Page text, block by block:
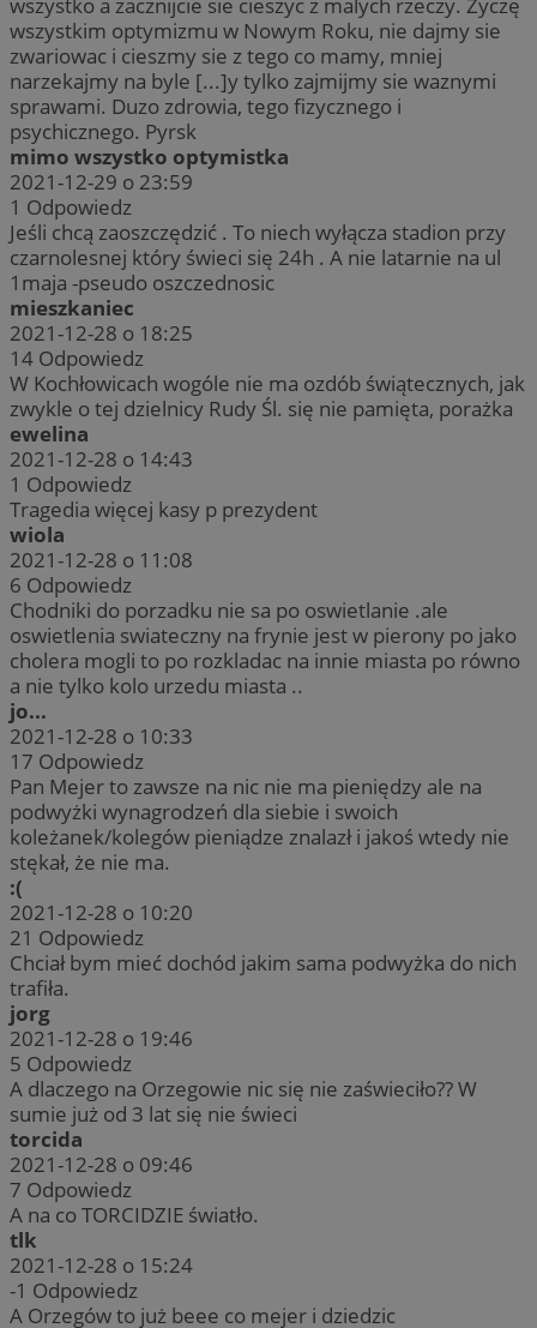
wszystko a zacznijcie sie cieszyc z malych rzeczy. Życzę
wszystkim optymizmu w Nowym Roku, nie dajmy sie
zwariowac i cieszmy sie z tego co mamy, mniej
narzekajmy na byle [...]y tylko zajmijmy sie waznymi
sprawami. Duzo zdrowia, tego fizycznego i
psychicznego. Pyrsk
mimo wszystko optymistka
2021-12-29 o 23:59
1 Odpowiedz
Jeśli chcą zaoszczędzić . To niech wyłącza stadion przy
czarnolesnej który świeci się 24h . A nie latarnie na ul
1maja -pseudo oszczednosic
mieszkaniec
2021-12-28 o 18:25
14 Odpowiedz
W Kochłowicach wogóle nie ma ozdób świątecznych, jak
zwykle o tej dzielnicy Rudy Śl. się nie pamięta, porażka
ewelina
2021-12-28 o 14:43
1 Odpowiedz
Tragedia więcej kasy p prezydent
wiola
2021-12-28 o 11:08
6 Odpowiedz
Chodniki do porzadku nie sa po oswietlanie .ale
oswietlenia swiateczny na frynie jest w pierony po jako
cholera mogli to po rozkladac na innie miasta po równo
a nie tylko kolo urzedu miasta ..
jo...
2021-12-28 o 10:33
17 Odpowiedz
Pan Mejer to zawsze na nic nie ma pieniędzy ale na
podwyżki wynagrodzeń dla siebie i swoich
koleżanek/kolegów pieniądze znalazł i jakoś wtedy nie
stękał, że nie ma.
:(
2021-12-28 o 10:20
21 Odpowiedz
Chciał bym mieć dochód jakim sama podwyżka do nich
trafiła.
jorg
2021-12-28 o 19:46
5 Odpowiedz
A dlaczego na Orzegowie nic się nie zaświeciło?? W
sumie już od 3 lat się nie świeci
torcida
2021-12-28 o 09:46
7 Odpowiedz
A na co TORCIDZIE światło.
tlk
2021-12-28 o 15:24
-1 Odpowiedz
A Orzegów to już beee co mejer i dziedzic